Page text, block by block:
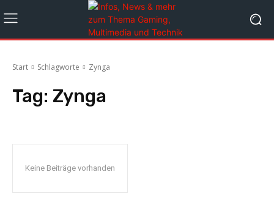
Start Schlagworte Zynga
Tag: Zynga
Keine Beiträge vorhanden